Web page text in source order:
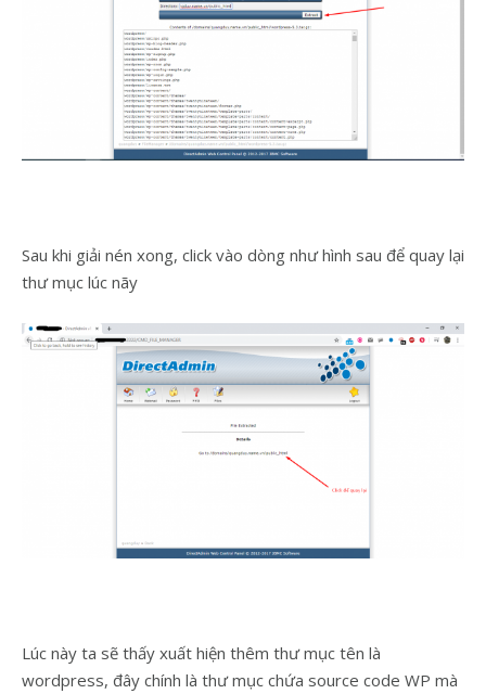
Sau khi giải nén xong, click vào dòng như hình sau để quay lại
thư mục lúc nãy
Lúc này ta sẽ thấy xuất hiện thêm thư mục tên là
wordpress, đây chính là thư mục chứa source code WP mà